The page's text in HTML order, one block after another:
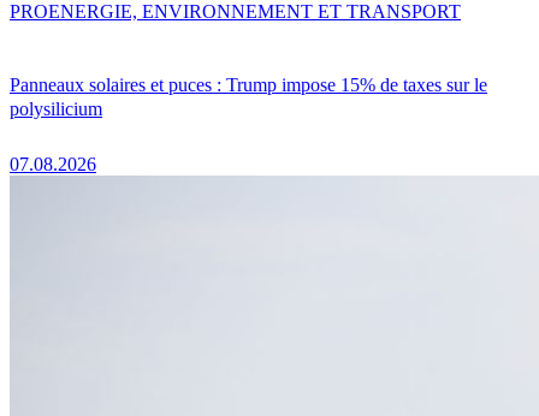
Panneaux solaires et puces : Trump impose 15% de taxes sur le
polysilicium
07.08.2026
PROENERGIE, ENVIRONNEMENT ET TRANSPORT